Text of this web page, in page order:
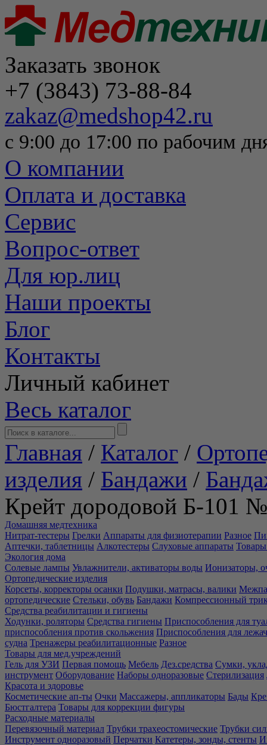
Заказать звонок
+7 (3843) 73-88-84
zakaz@medshop42.ru
с 9:00 до 17:00 по рабочим
О компании
Оплата и доставка
Сервис
Вопрос-ответ
Для юр.лиц
Наши проекты
Блог
Контакты
Личный кабинет
Весь каталог
Главная / Каталог /
изделия / Бандажи /
Крейт дородовой Б-101
Домашняя медтехника
Нитрат-тестеры Грелки Аппараты для физиотерапии Разное
Аптечки, таблетницы Алкотестеры Слуховые аппараты Товары
Экология дома
Солевые лампы Увлажнители, активаторы воды Ионизаторы,
Ортопедические изделия
Корсеты, корректоры осанки Подушки, матрасы, валики
ортопедические Стельки, обувь Бандажи Компрессионный
Средства реабилитации и гигиены
Ходунки, роляторы Средства гигиены Приспособления для
приспособления против скольжения Приспособления для
судна Тренажеры реабилитационные Разное
Товары для мед.учреждений
Гель для УЗИ Первая помощь Мебель Дез.средства Сумки,
инструмент Оборудование Наборы одноразовые Стерилизация
Красота и здоровье
Косметические ап-ты Очки Массажеры, аппликаторы Бады
Бюстгалтера Товары для коррекции фигуры
Расходные материалы
Перевязочный материал Трубки трахеостомические Трубки
Инструмент одноразовый Перчатки Катетеры, зонды, стенты